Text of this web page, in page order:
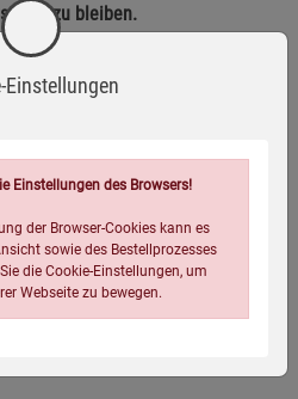
zu bleiben.
Klarheit.
Einstellungen
Einstellungen des Browsers!
der Browser-Cookies kann es
sowie des Bestellprozesses
die Cookie-Einstellungen, um
Webseite zu bewegen.